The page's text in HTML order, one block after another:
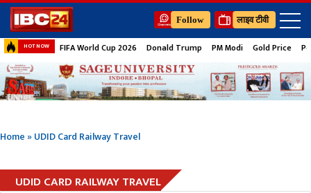
Follow लाइव टीवी
HOT NOW FIFA World Cup 2026 Donald Trump PM Modi Gold Price
Home»UDID Card Railway Travel
UDID CARD RAILWAY TRAVEL